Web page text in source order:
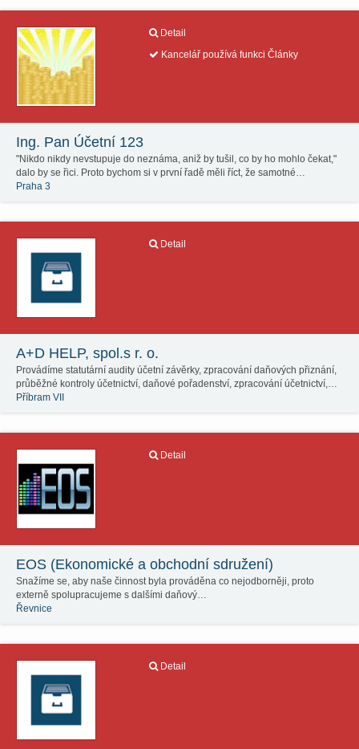
Detail
Kancelář používá funkci Články
Ing. Pan Účetní 123
"Nikdo nikdy nevstupuje do neznáma, aniž by tušil, co by ho mohlo čekat,"
dalo by se řici. Proto bychom si v první řadě měli říct, že samotné…
Praha 3
Detail
A+D HELP, spol.s r. o.
Provádíme statutární audity účetní závěrky, zpracování daňových přiznání,
průběžné kontroly účetnictví, daňové pořadenství, zpracování účetnictví,…
Příbram VII
Detail
EOS (Ekonomické a obchodní sdružení)
Snažíme se, aby naše činnost byla prováděna co nejodborněji, proto
externě spolupracujeme s dalšími daňový…
Řevnice
Detail